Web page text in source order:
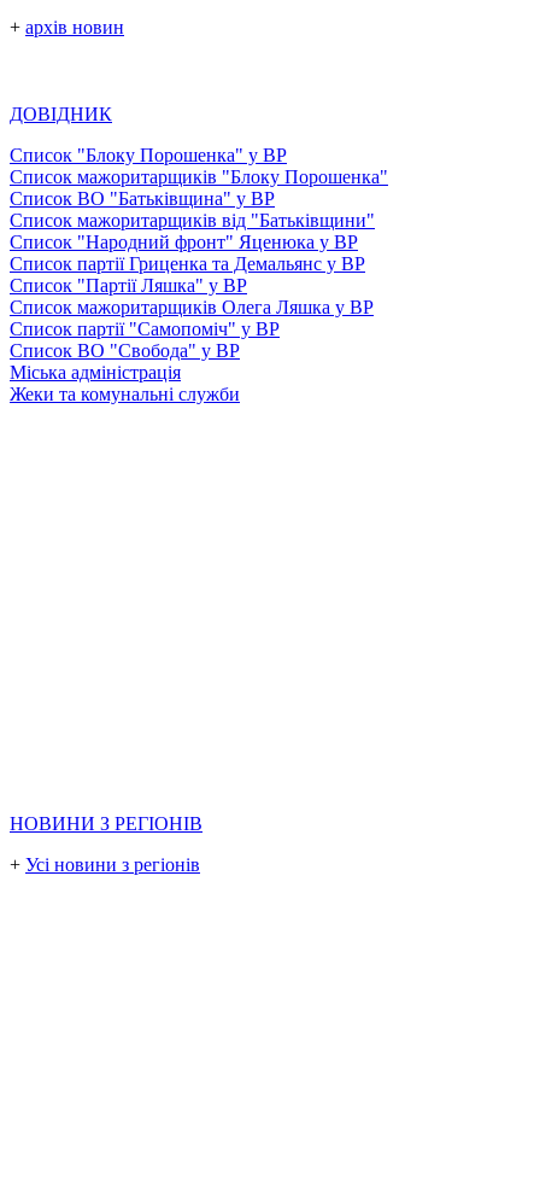
+ архів новин
ДОВІДНИК
Список "Блоку Порошенка" у ВР
Список мажоритарщиків "Блоку Порошенка"
Список ВО "Батьківщина" у ВР
Список мажоритарщиків від "Батьківщини"
Список "Народний фронт" Яценюка у ВР
Список партії Гриценка та Демальянс у ВР
Список "Партії Ляшка" у ВР
Список мажоритарщиків Олега Ляшка у ВР
Список партії "Самопоміч" у ВР
Список ВО "Свобода" у ВР
Міська адміністрація
Жеки та комунальні служби
НОВИНИ З РЕГІОНІВ
+ Усі новини з регіонів